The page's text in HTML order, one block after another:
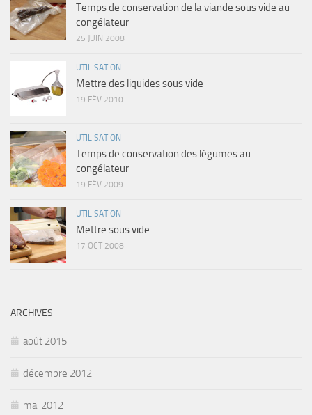
Temps de conservation de la viande sous vide au
congélateur
25 JUIN 2008
UTILISATION
Mettre des liquides sous vide
19 FÉV 2010
UTILISATION
Temps de conservation des légumes au
congélateur
19 FÉV 2009
UTILISATION
Mettre sous vide
17 OCT 2008
ARCHIVES
août 2015
décembre 2012
mai 2012